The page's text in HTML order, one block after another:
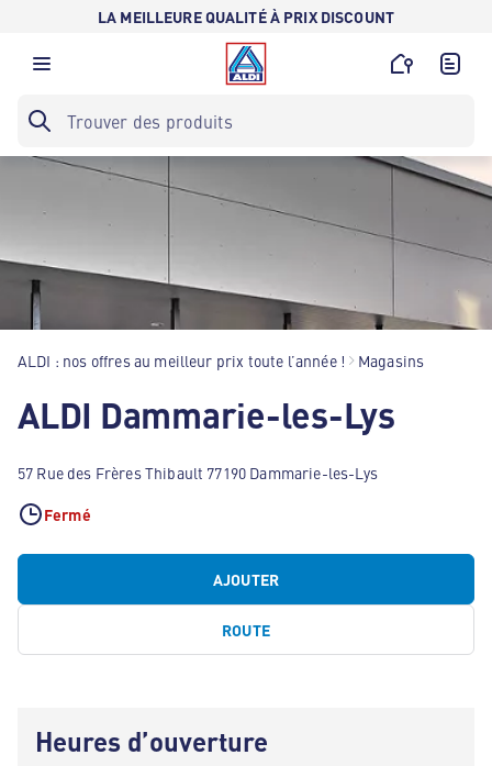
LA MEILLEURE QUALITÉ À PRIX DISCOUNT
ALDI : nos offres au meilleur prix toute l’année ! Magasins
ALDI Dammarie-les-Lys
57 Rue des Frères Thibault 77190 Dammarie-les-Lys
Fermé
AJOUTER
ROUTE
Heures d’ouverture